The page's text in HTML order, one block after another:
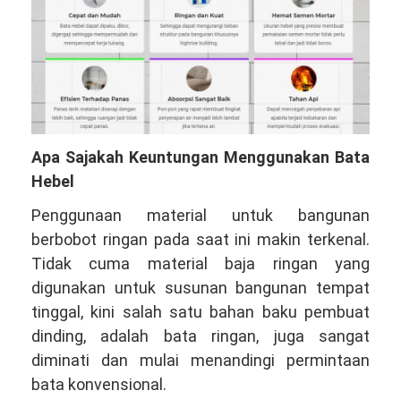
Apa Sajakah Keuntungan Menggunakan Bata
Hebel
Penggunaan material untuk bangunan
berbobot ringan pada saat ini makin terkenal.
Tidak cuma material baja ringan yang
digunakan untuk susunan bangunan tempat
tinggal, kini salah satu bahan baku pembuat
dinding, adalah bata ringan, juga sangat
diminati dan mulai menandingi permintaan
bata konvensional.